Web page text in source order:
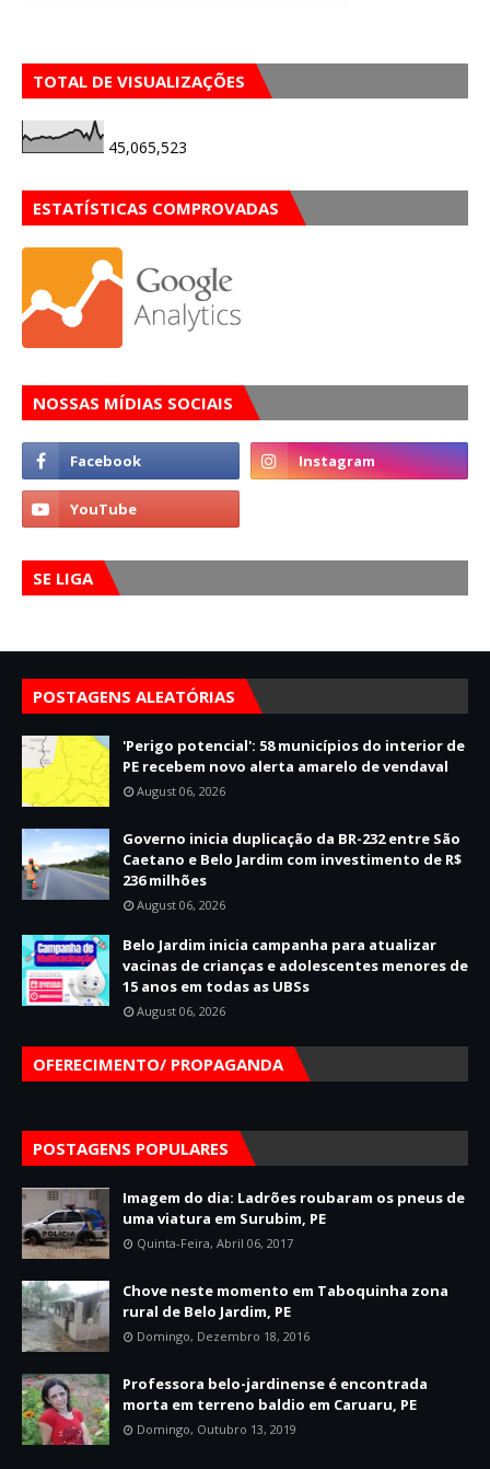
TOTAL DE VISUALIZAÇÕES
45,065,523
ESTATÍSTICAS COMPROVADAS
NOSSAS MÍDIAS SOCIAIS
SE LIGA
POSTAGENS ALEATÓRIAS
'Perigo potencial': 58 municípios do interior de
PE recebem novo alerta amarelo de vendaval
August 06, 2026
Governo inicia duplicação da BR-232 entre São
Caetano e Belo Jardim com investimento de R$
236 milhões
August 06, 2026
Belo Jardim inicia campanha para atualizar
vacinas de crianças e adolescentes menores de
15 anos em todas as UBSs
August 06, 2026
OFERECIMENTO/ PROPAGANDA
POSTAGENS POPULARES
Imagem do dia: Ladrões roubaram os pneus de
uma viatura em Surubim, PE
Quinta-Feira, Abril 06, 2017
Chove neste momento em Taboquinha zona
rural de Belo Jardim, PE
Domingo, Dezembro 18, 2016
Professora belo-jardinense é encontrada
morta em terreno baldio em Caruaru, PE
Domingo, Outubro 13, 2019